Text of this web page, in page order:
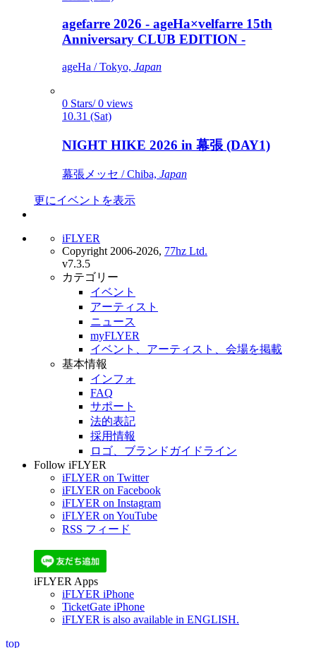
agefarre 2026 - ageHa×velfarre 15th
Anniversary CLUB EDITION -
ageHa / Tokyo, Japan
0 Stars/ 0 views
10.31 (Sat)
NIGHT HIKE 2026 in 幕張 (DAY1)
幕張メッセ / Chiba, Japan
更にイベントを表示
iFLYER
Copyright 2006-2026, 77hz Ltd.
v7.3.5
カテゴリー
イベント
アーティスト
ニュース
myFLYER
イベント、アーティスト、会場を掲載
基本情報
インフォ
FAQ
サポート
法的表記
採用情報
ロゴ、ブランドガイドライン
Follow iFLYER
iFLYER on Twitter
iFLYER on Facebook
iFLYER on Instagram
iFLYER on YouTube
RSS フィード
iFLYER Apps
iFLYER iPhone
TicketGate iPhone
iFLYER is also available in ENGLISH.
top